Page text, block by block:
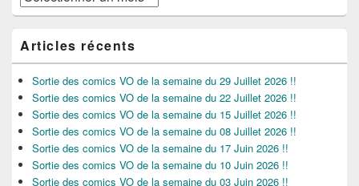
Articles récents
Sortie des comics VO de la semaine du 29 Juillet 2026 !!
Sortie des comics VO de la semaine du 22 Juillet 2026 !!
Sortie des comics VO de la semaine du 15 Juillet 2026 !!
Sortie des comics VO de la semaine du 08 Juillet 2026 !!
Sortie des comics VO de la semaine du 17 Juin 2026 !!
Sortie des comics VO de la semaine du 10 Juin 2026 !!
Sortie des comics VO de la semaine du 03 Juin 2026 !!